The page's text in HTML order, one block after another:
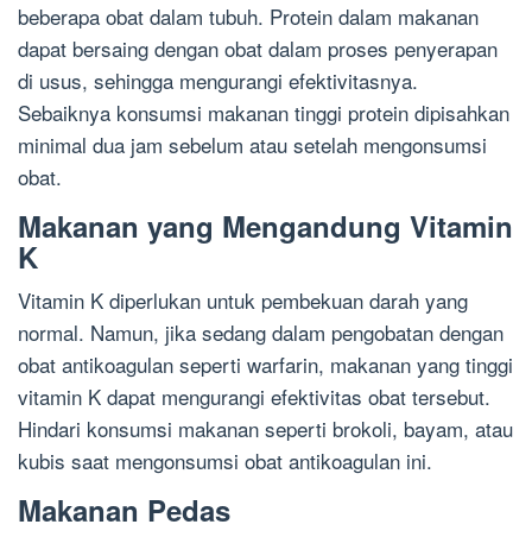
beberapa obat dalam tubuh. Protein dalam makanan
dapat bersaing dengan obat dalam proses penyerapan
di usus, sehingga mengurangi efektivitasnya.
Sebaiknya konsumsi makanan tinggi protein dipisahkan
minimal dua jam sebelum atau setelah mengonsumsi
obat.
Makanan yang Mengandung Vitamin
K
Vitamin K diperlukan untuk pembekuan darah yang
normal. Namun, jika sedang dalam pengobatan dengan
obat antikoagulan seperti warfarin, makanan yang tinggi
vitamin K dapat mengurangi efektivitas obat tersebut.
Hindari konsumsi makanan seperti brokoli, bayam, atau
kubis saat mengonsumsi obat antikoagulan ini.
Makanan Pedas